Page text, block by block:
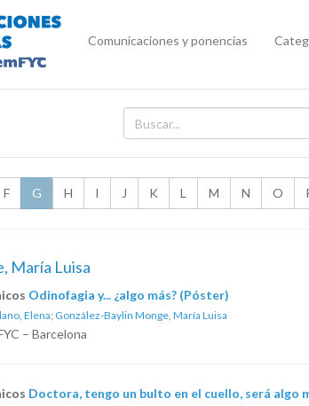
Comunicaciones y ponencias
F G H I J K L M N O
María Luisa
Odinofagia y... ¿algo más? (Póster)
Elena; González-Baylin Monge, María Luisa
– Barcelona
Doctora, tengo un bulto en el cuello, será algo